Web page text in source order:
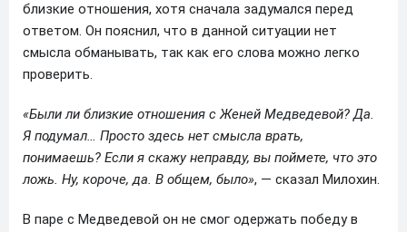
близкие отношения, хотя сначала задумался перед
ответом. Он пояснил, что в данной ситуации нет
смысла обманывать, так как его слова можно легко
проверить.
«Были ли близкие отношения с Женей Медведевой? Да.
Я подумал… Просто здесь нет смысла врать,
понимаешь? Если я скажу неправду, вы поймете, что это
ложь. Ну, короче, да. В общем, было», — сказал Милохин.
В паре с Медведевой он не смог одержать победу в